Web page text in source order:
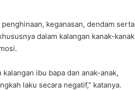
keganasan, dendam serta
dalam kalangan kanak-kanak
ibu bapa dan anak-anak,
laku secara negatif,” katanya.